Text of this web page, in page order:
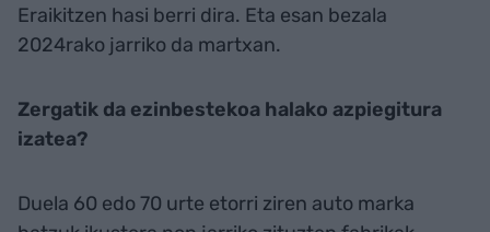
Eraikitzen hasi berri dira. Eta esan bezala
2024rako jarriko da martxan.
Zergatik da ezinbestekoa halako azpiegitura
izatea?
Duela 60 edo 70 urte etorri ziren auto marka